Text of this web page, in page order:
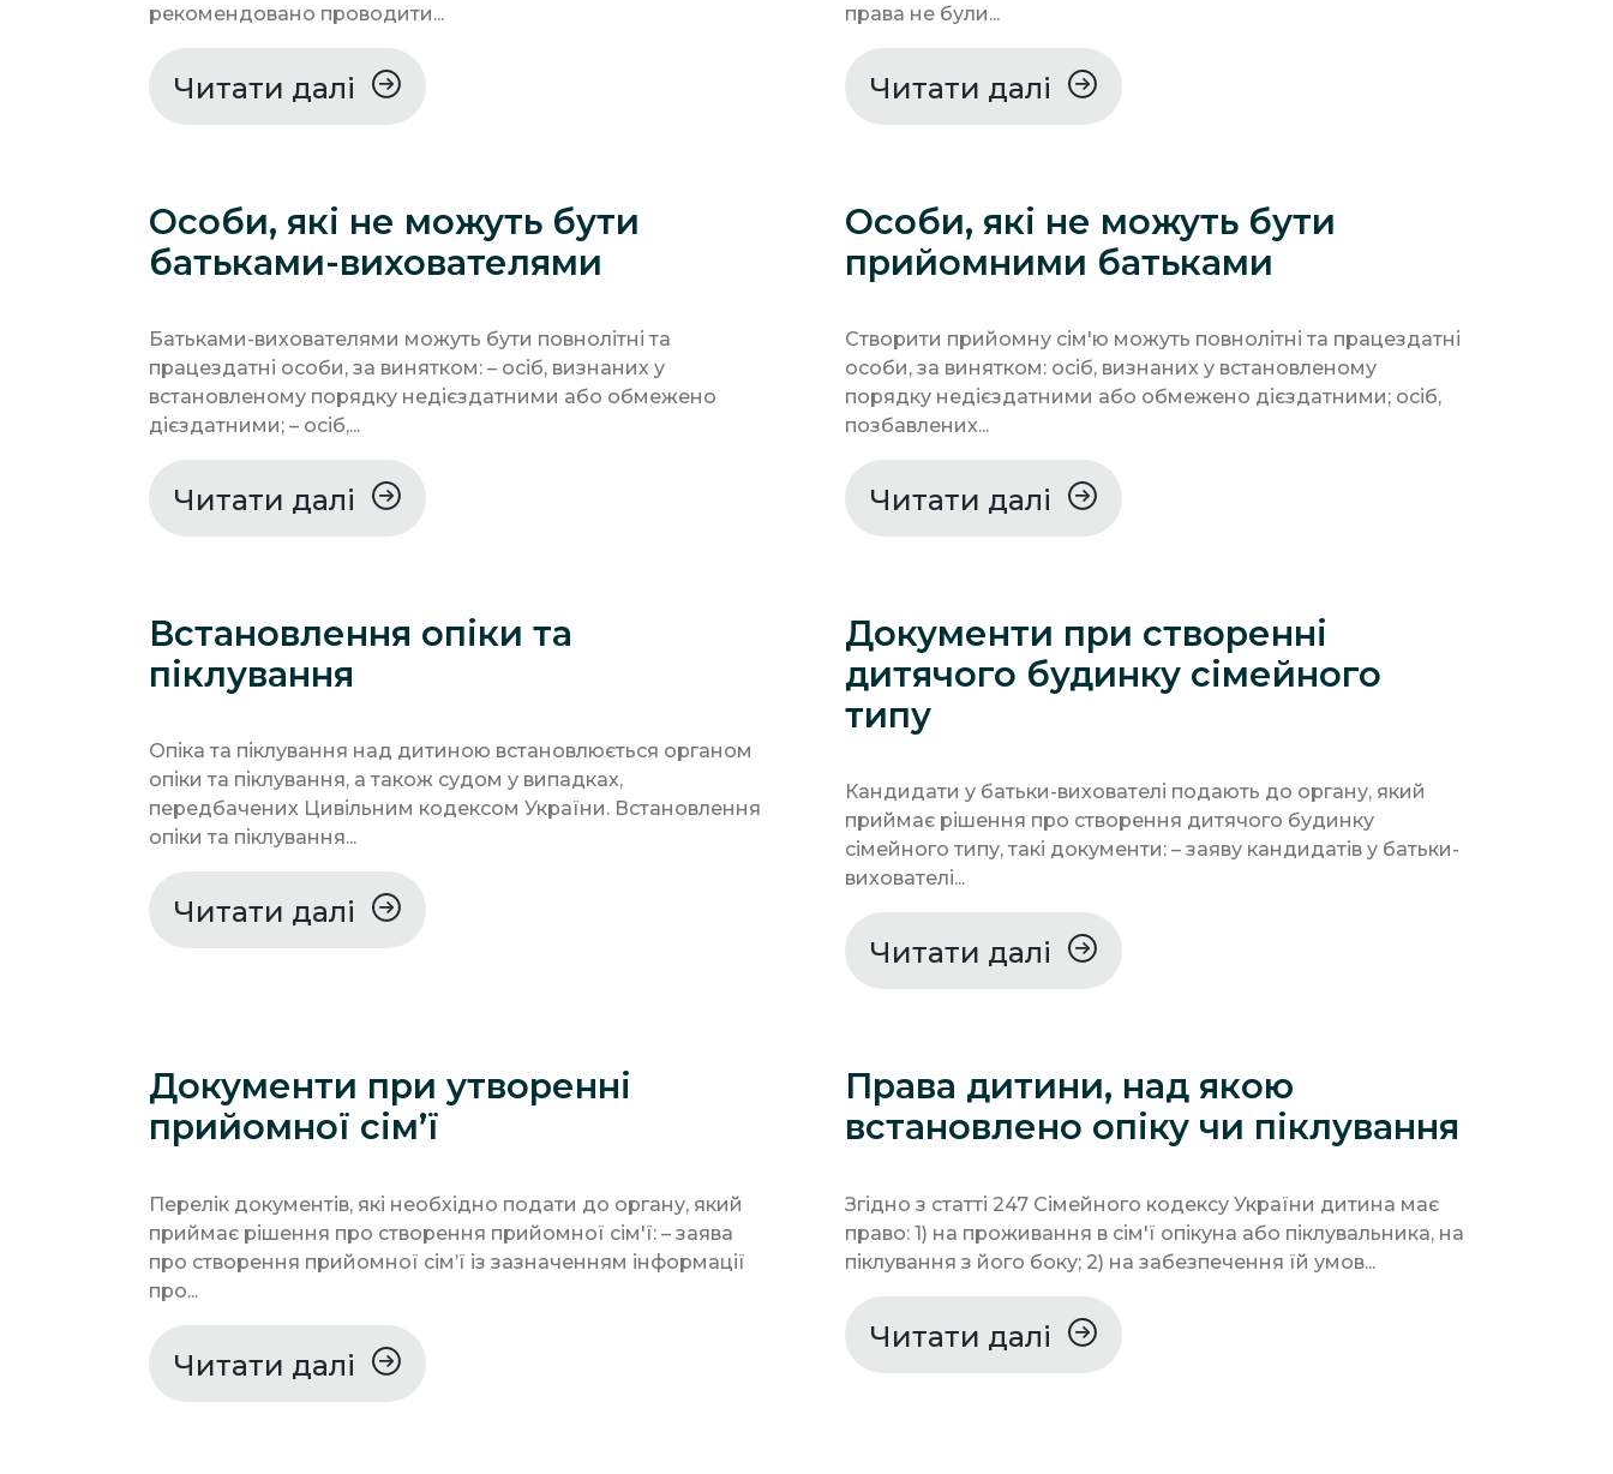
рекомендовано проводити...
Читати далі
права не були...
Читати далі
Особи, які не можуть бути
батьками-вихователями
Батьками-вихователями можуть бути повнолітні та
працездатні особи, за винятком: – осіб, визнаних у
встановленому порядку недієздатними або обмежено
дієздатними; – осіб,...
Читати далі
Особи, які не можуть бути
прийомними батьками
Створити прийомну сім'ю можуть повнолітні та працездатні
особи, за винятком: осіб, визнаних у встановленому
порядку недієздатними або обмежено дієздатними; осіб,
позбавлених...
Читати далі
Встановлення опіки та
піклування
Опіка та піклування над дитиною встановлюється органом
опіки та піклування, а також судом у випадках,
передбачених Цивільним кодексом України. Встановлення
опіки та піклування...
Читати далі
Документи при створенні
дитячого будинку сімейного
типу
Кандидати у батьки-вихователі подають до органу, який
приймає рішення про створення дитячого будинку
сімейного типу, такі документи: – заяву кандидатів у батьки-
вихователі...
Читати далі
Документи при утворенні
прийомної сім’ї
Перелік документів, які необхідно подати до органу, який
приймає рішення про створення прийомної сім'ї: – заява
про створення прийомної сім’ї із зазначенням інформації
про...
Читати далі
Права дитини, над якою
встановлено опіку чи піклування
Згідно з статті 247 Сімейного кодексу України дитина має
право: 1) на проживання в сім'ї опікуна або піклувальника, на
піклування з його боку; 2) на забезпечення їй умов...
Читати далі